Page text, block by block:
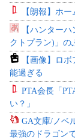
【朗報】ホ
【ハンター
クトプラン)」の
【画像】ロ
能過ぎる
PTA会長「
い？」
GA文庫/ノベ
最強のドラゴン